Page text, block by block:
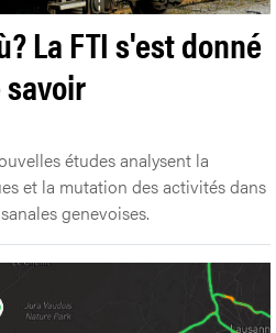
La FTI s'est donné
études analysent la
et la mutation des activités dans
genevoises.